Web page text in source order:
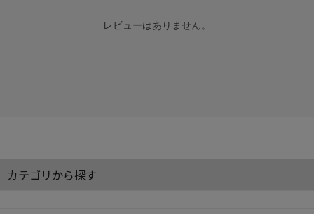
レビューはありません。
カテゴリから探す